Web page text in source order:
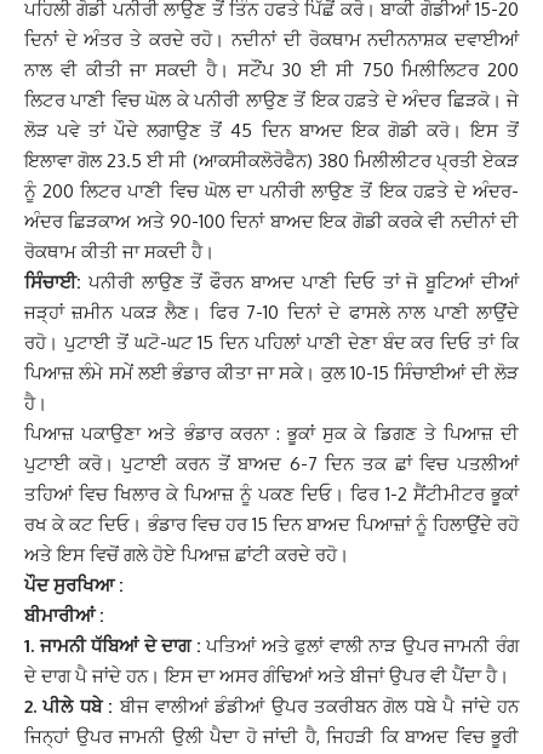
ਪਹਿਲੀ ਗੋਡੀ ਪਨੀਰੀ ਲਾਉਣ ਤੋਂ ਤਿੰਨ ਹਫਤੇ ਪਿੱਛੋਂ ਕਰੋ। ਬਾਕੀ ਗੋਡੀਆਂ 15-20
ਦਿਨਾਂ ਦੇ ਅੰਤਰ ਤੇ ਕਰਦੇ ਰਹੋ। ਨਦੀਨਾਂ ਦੀ ਰੋਕਥਾਮ ਨਦੀਨਨਾਸ਼ਕ ਦਵਾਈਆਂ
ਨਾਲ ਵੀ ਕੀਤੀ ਜਾ ਸਕਦੀ ਹੈ। ਸਟੌਂਪ 30 ਈ ਸੀ 750 ਮਿਲੀਲਿਟਰ 200
ਲਿਟਰ ਪਾਣੀ ਵਿਚ ਘੋਲ ਕੇ ਪਨੀਰੀ ਲਾਉਣ ਤੋਂ ਇਕ ਹਫ਼ਤੇ ਦੇ ਅੰਦਰ ਛਿੜਕੋ। ਜੇ
ਲੋੜ ਪਵੇ ਤਾਂ ਪੌਦੇ ਲਗਾਉਣ ਤੋਂ 45 ਦਿਨ ਬਾਅਦ ਇਕ ਗੋਡੀ ਕਰੋ। ਇਸ ਤੋਂ
ਇਲਾਵਾ ਗੋਲ 23.5 ਈ ਸੀ (ਆਕਸੀਕਲੋਰੋਫੈਨ) 380 ਮਿਲੀਲੀਟਰ ਪ੍ਰਤੀ ਏਕੜ
ਨੂੰ 200 ਲਿਟਰ ਪਾਣੀ ਵਿਚ ਘੋਲ ਦਾ ਪਨੀਰੀ ਲਾਉਣ ਤੋਂ ਇਕ ਹਫ਼ਤੇ ਦੇ ਅੰਦਰ-
ਅੰਦਰ ਛਿੜਕਾਅ ਅਤੇ 90-100 ਦਿਨਾਂ ਬਾਅਦ ਇਕ ਗੋਡੀ ਕਰਕੇ ਵੀ ਨਦੀਨਾਂ ਦੀ
ਰੋਕਥਾਮ ਕੀਤੀ ਜਾ ਸਕਦੀ ਹੈ।
ਸਿੰਚਾਈ: ਪਨੀਰੀ ਲਾਉਣ ਤੋਂ ਫੌਰਨ ਬਾਅਦ ਪਾਣੀ ਦਿਓ ਤਾਂ ਜੋ ਬੂਟਿਆਂ ਦੀਆਂ
ਜੜ੍ਹਾਂ ਜ਼ਮੀਨ ਪਕੜ ਲੈਣ। ਫਿਰ 7-10 ਦਿਨਾਂ ਦੇ ਫਾਸਲੇ ਨਾਲ ਪਾਣੀ ਲਾਉਂਦੇ
ਰਹੋ। ਪੁਟਾਈ ਤੋਂ ਘਟੋ-ਘਟ 15 ਦਿਨ ਪਹਿਲਾਂ ਪਾਣੀ ਦੇਣਾ ਬੰਦ ਕਰ ਦਿਓ ਤਾਂ ਕਿ
ਪਿਆਜ਼ ਲੰਮੇ ਸਮੇਂ ਲਈ ਭੰਡਾਰ ਕੀਤਾ ਜਾ ਸਕੇ। ਕੁਲ 10-15 ਸਿੰਚਾਈਆਂ ਦੀ ਲੋੜ
ਹੈ।
ਪਿਆਜ਼ ਪਕਾਉਣਾ ਅਤੇ ਭੰਡਾਰ ਕਰਨਾ : ਭੂਕਾਂ ਸੁਕ ਕੇ ਡਿਗਣ ਤੇ ਪਿਆਜ਼ ਦੀ
ਪੁਟਾਈ ਕਰੋ। ਪੁਟਾਈ ਕਰਨ ਤੋਂ ਬਾਅਦ 6-7 ਦਿਨ ਤਕ ਛਾਂ ਵਿਚ ਪਤਲੀਆਂ
ਤਹਿਆਂ ਵਿਚ ਖਿਲਾਰ ਕੇ ਪਿਆਜ਼ ਨੂੰ ਪਕਣ ਦਿਓ। ਫਿਰ 1-2 ਸੈਂਟੀਮੀਟਰ ਭੂਕਾਂ
ਰਖ ਕੇ ਕਟ ਦਿਓ। ਭੰਡਾਰ ਵਿਚ ਹਰ 15 ਦਿਨ ਬਾਅਦ ਪਿਆਜ਼ਾਂ ਨੂੰ ਹਿਲਾਉਂਦੇ ਰਹੋ
ਅਤੇ ਇਸ ਵਿਚੋਂ ਗਲੇ ਹੋਏ ਪਿਆਜ਼ ਛਾਂਟੀ ਕਰਦੇ ਰਹੋ।
ਪੌਦ ਸੁਰਖਿਆ :
ਬੀਮਾਰੀਆਂ :
1. ਜਾਮਨੀ ਧੱਬਿਆਂ ਦੇ ਦਾਗ : ਪਤਿਆਂ ਅਤੇ ਫੁਲਾਂ ਵਾਲੀ ਨਾੜ ਉਪਰ ਜਾਮਨੀ ਰੰਗ
ਦੇ ਦਾਗ ਪੈ ਜਾਂਦੇ ਹਨ। ਇਸ ਦਾ ਅਸਰ ਗੰਢਿਆਂ ਅਤੇ ਬੀਜਾਂ ਉਪਰ ਵੀ ਪੈਂਦਾ ਹੈ।
2. ਪੀਲੇ ਧਬੇ : ਬੀਜ ਵਾਲੀਆਂ ਡੰਡੀਆਂ ਉਪਰ ਤਕਰੀਬਨ ਗੋਲ ਧਬੇ ਪੈ ਜਾਂਦੇ ਹਨ
ਜਿਨ੍ਹਾਂ ਉਪਰ ਜਾਮਨੀ ਉਲੀ ਪੈਦਾ ਹੋ ਜਾਂਦੀ ਹੈ, ਜਿਹੜੀ ਕਿ ਬਾਅਦ ਵਿਚ ਭੂਰੀ